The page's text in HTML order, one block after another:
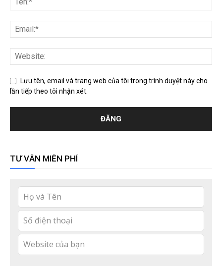
Lưu tên, email và trang web của tôi trong trình duyệt này cho
lần tiếp theo tôi nhận xét.
TƯ VẤN MIỄN PHÍ
Leave
this
field
blank